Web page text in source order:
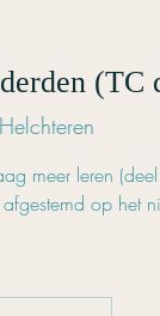
(TC
meer leren
op het